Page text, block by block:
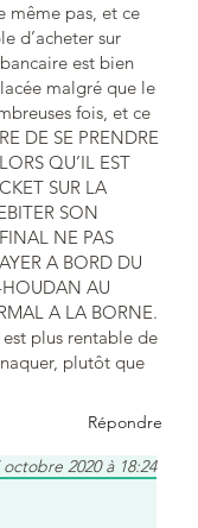
même pas, et ce
d’acheter sur
est bien
malgré que le
fois, et ce
DE SE PRENDRE
QU’IL EST
SUR LA
SON
NE PAS
A BORD DU
HOUDAN AU
A LA BORNE.
plus rentable de
plutôt que
Répondre
octobre 2020 à 18:24